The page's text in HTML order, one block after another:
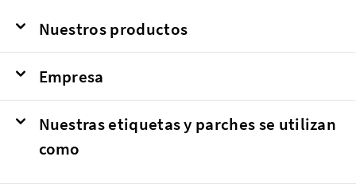
Nuestros productos
Empresa
Nuestras etiquetas y parches se utilizan
como